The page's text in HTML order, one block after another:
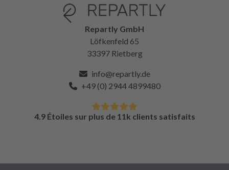
Repartly GmbH
Löfkenfeld 65
33397 Rietberg
info@repartly.de
+49 (0) 2944 4899480
4.9 Étoiles sur plus de 11k clients satisfaits